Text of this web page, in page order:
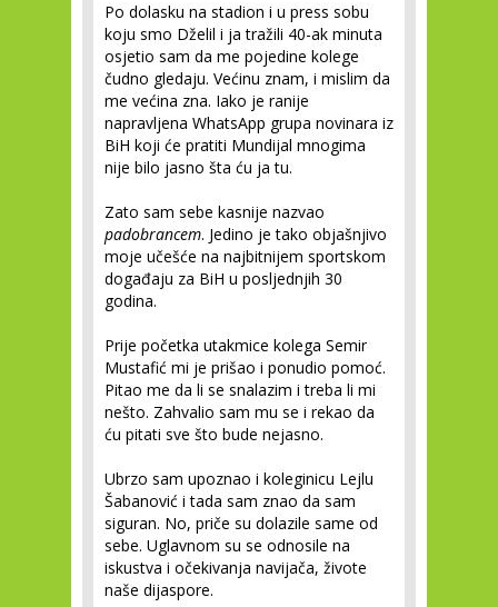
Po dolasku na stadion i u press sobu
koju smo Dželil i ja tražili 40-ak minuta
osjetio sam da me pojedine kolege
čudno gledaju. Većinu znam, i mislim da
me većina zna. Iako je ranije
napravljena WhatsApp grupa novinara iz
BiH koji će pratiti Mundijal mnogima
nije bilo jasno šta ću ja tu.
Zato sam sebe kasnije nazvao
padobrancem. Jedino je tako objašnjivo
moje učešće na najbitnijem sportskom
događaju za BiH u posljednjih 30
godina.
Prije početka utakmice kolega Semir
Mustafić mi je prišao i ponudio pomoć.
Pitao me da li se snalazim i treba li mi
nešto. Zahvalio sam mu se i rekao da
ću pitati sve što bude nejasno.
Ubrzo sam upoznao i koleginicu Lejlu
Šabanović i tada sam znao da sam
siguran. No, priče su dolazile same od
sebe. Uglavnom su se odnosile na
iskustva i očekivanja navijača, živote
naše dijaspore.